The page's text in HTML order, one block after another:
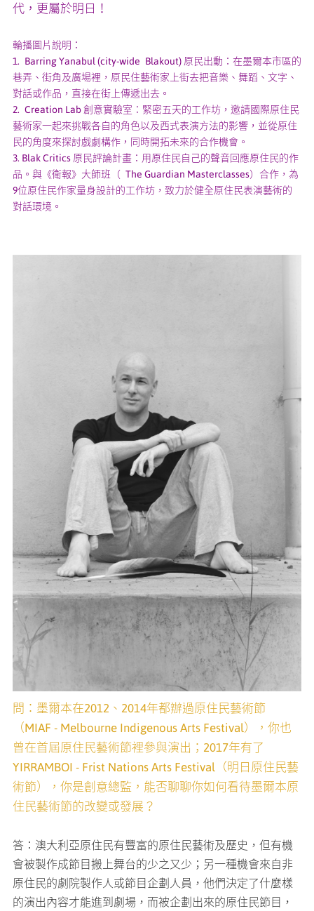
代，更屬於明日！
輪播圖片說明：
1. Barring Yanabul (city-wide Blakout) 原民出動：在墨爾本市區的
巷弄、街角及廣場裡，原民住藝術家上街去把音樂、舞蹈、文字、
對話或作品，直接在街上傳遞出去。
2. Creation Lab 創意實驗室：緊密五天的工作坊，邀請國際原住民
藝術家一起來挑戰各自的角色以及西式表演方法的影響，並從原住
民的角度來探討戲劇構作，同時開拓未來的合作機會。
3. Blak Critics 原民評論計畫：用原住民自己的聲音回應原住民的作
品。與《衛報》大師班（ The Guardian Masterclasses）合作，為
9位原住民作家量身設計的工作坊，致力於健全原住民表演藝術的
對話環境。
問：墨爾本在2012、2014年都辦過原住民藝術節
（MIAF - Melbourne Indigenous Arts Festival），你也
曾在首屆原住民藝術節裡參與演出；2017年有了
YIRRAMBOI - Frist Nations Arts Festival（明日原住民藝
術節），你是創意總監，能否聊聊你如何看待墨爾本原
住民藝術節的改變或發展？
答：澳大利亞原住民有豐富的原住民藝術及歷史，但有機
會被製作成節目搬上舞台的少之又少；另一種機會來自非
原住民的劇院製作人或節目企劃人員，他們決定了什麼樣
的演出內容才能進到劇場，而被企劃出來的原住民節目，